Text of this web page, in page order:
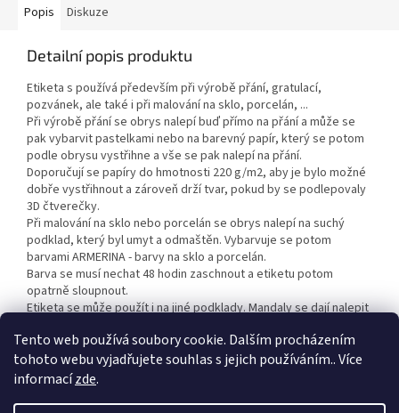
Tento web používá soubory cookie. Dalším procházením
tohoto webu vyjadřujete souhlas s jejich používáním.. Více
informacízde.
Popis Diskuze
Detailní popis produktu
Etiketa s používá především při výrobě přání, gratulací,
pozvánek, ale také i při malování na sklo, porcelán, ...
Při výrobě přání se obrys nalepí buď přímo na přání a může se
pak vybarvit pastelkami nebo na barevný papír, který se potom
podle obrysu vystřihne a vše se pak nalepí na přání.
Doporučují se papíry do hmotnosti 220 g/m2, aby je bylo možné
dobře vystřihnout a zároveň drží tvar, pokud by se podlepovaly
3D čtverečky.
Při malování na sklo nebo porcelán se obrys nalepí na suchý
podklad, který byl umyt a odmaštěn. Vybarvuje se potom
barvami ARMERINA - barvy na sklo a porcelán.
Barva se musí nechat 48 hodin zaschnout a etiketu potom
opatrně sloupnout.
Etiketa se může použít i na jiné podklady. Mandaly se dají nalepit